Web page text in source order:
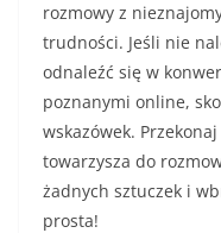
rozmowy z
trudności. Jeśli nie
odnaleźć się w
poznanymi online,
wskazówek.
towarzysza do
żadnych sztuczek i
prosta!